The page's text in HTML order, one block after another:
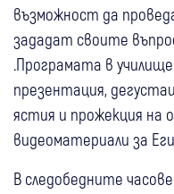
възможност да
зададат своите
.Програмата в
презентация,
ястия и прожекция на
видеоматериали за
В следобедните